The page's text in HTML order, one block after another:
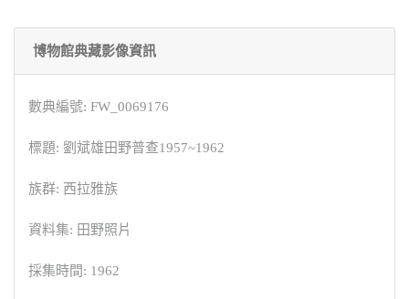
博物館典藏影像資訊
數典編號: FW_0069176
標題: 劉斌雄田野普查1957~1962
族群: 西拉雅族
資料集: 田野照片
採集時間: 1962